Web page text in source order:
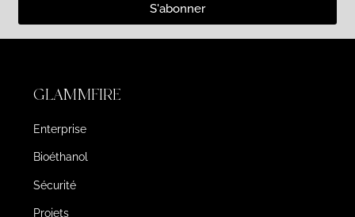
S'abonner
GLAMMFIRE
Enterprise
Bioéthanol
Sécurité
Projets